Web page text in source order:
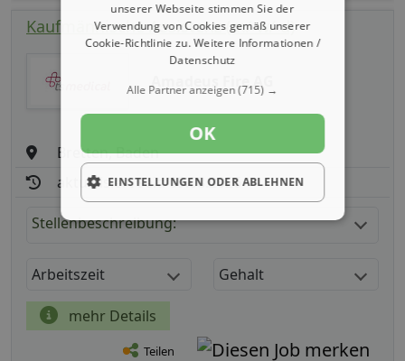
Kaufmännische Assistenz (m/ w/ d)
Amadeus Fire AG
Bretten, Baden
aktualisiert seit: 09.08.2026
Stellenbeschreibung:
Arbeitszeit Gehalt
mehr Details
Teilen
unserer Webseite stimmen Sie der
Verwendung von Cookies gemäß unserer
Cookie-Richtlinie zu.Weitere Informationen /
Datenschutz
Alle Partner anzeigen(715) →
OK
EINSTELLUNGEN ODER ABLEHNEN